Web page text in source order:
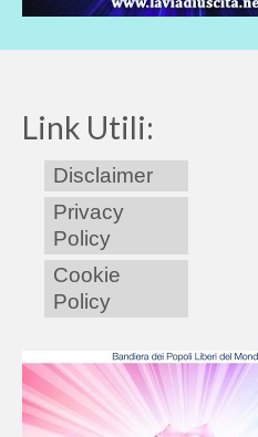
Link Utili:
Disclaimer
Privacy
Policy
Cookie
Policy